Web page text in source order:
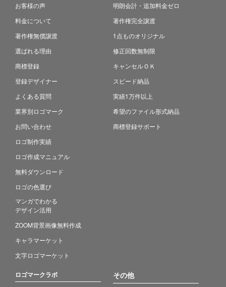
お客様の声
料金について
著作権無償譲渡
選ばれる理由
商標登録
登録デザイナー
よくある質問
業界別ロゴマーク
お問い合わせ
ロゴ制作実績
ロゴ作成マニュアル
無料ダウンロード
ロゴの色選び
マンガでわかる
デザイン活用
ZOOM背景画像無料作成
キャラマーケット
文字ロゴマーケット
明朗会計・追加料金ゼロ
著作権完全譲渡
1点ものオリジナル
修正回数無制限
キャンセルＯＫ
スピード納品
実績1万件以上
希望のファイル形式納品
商標登録サポート
ロゴマークラボ その他